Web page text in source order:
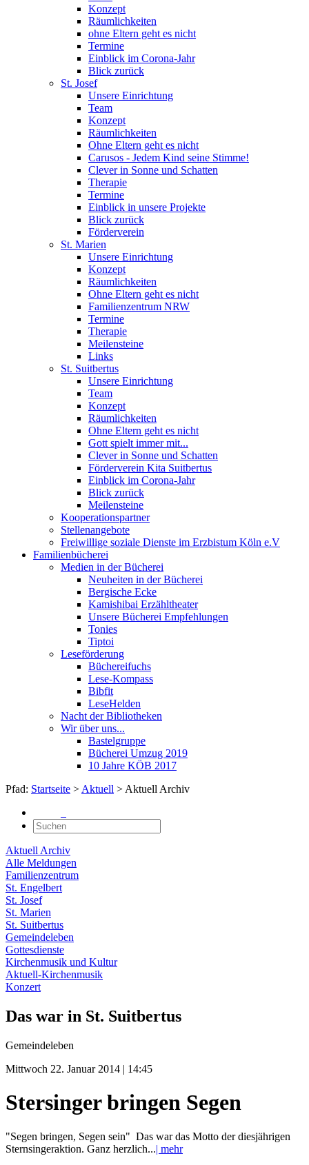
Konzept
Räumlichkeiten
ohne Eltern geht es nicht
Termine
Einblick im Corona-Jahr
Blick zurück
St. Josef
Unsere Einrichtung
Team
Konzept
Räumlichkeiten
Ohne Eltern geht es nicht
Carusos - Jedem Kind seine Stimme!
Clever in Sonne und Schatten
Therapie
Termine
Einblick in unsere Projekte
Blick zurück
Förderverein
St. Marien
Unsere Einrichtung
Konzept
Räumlichkeiten
Ohne Eltern geht es nicht
Familienzentrum NRW
Termine
Therapie
Meilensteine
Links
St. Suitbertus
Unsere Einrichtung
Team
Konzept
Räumlichkeiten
Ohne Eltern geht es nicht
Gott spielt immer mit...
Clever in Sonne und Schatten
Förderverein Kita Suitbertus
Einblick im Corona-Jahr
Blick zurück
Meilensteine
Kooperationspartner
Stellenangebote
Freiwillige soziale Dienste im Erzbistum Köln e.V
Familienbücherei
Medien in der Bücherei
Neuheiten in der Bücherei
Bergische Ecke
Kamishibai Erzähltheater
Unsere Bücherei Empfehlungen
Tonies
Tiptoi
Leseförderung
Büchereifuchs
Lese-Kompass
Bibfit
LeseHelden
Nacht der Bibliotheken
Wir über uns...
Bastelgruppe
Bücherei Umzug 2019
10 Jahre KÖB 2017
Pfad: Startseite > Aktuell > Aktuell Archiv
Aktuell Archiv
Alle Meldungen
Familienzentrum
St. Engelbert
St. Josef
St. Marien
St. Suitbertus
Gemeindeleben
Gottesdienste
Kirchenmusik und Kultur
Aktuell-Kirchenmusik
Konzert
Das war in St. Suitbertus
Gemeindeleben
Mittwoch 22. Januar 2014 | 14:45
Stersinger bringen Segen
"Segen bringen, Segen sein" Das war das Motto der diesjährigen
Sternsingeraktion. Ganz herzlich...| mehr